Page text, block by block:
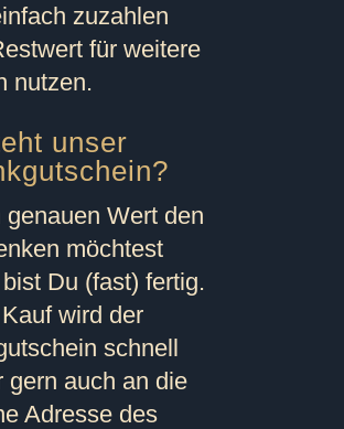
zuzahlen
für weitere
nutzen.
unser
Wert den
möchtest
Du (fast) fertig.
wird der
schnell
gern auch an die
Adresse des